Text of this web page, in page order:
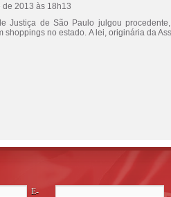
de 2013 às 18h13
Justiça de São Paulo julgou
shoppings no estado. A lei, originária da
E-